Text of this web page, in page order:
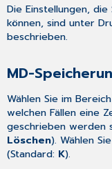
Die Einstellungen,
können, sind unter
beschrieben.
MD-
Wählen Sie im
welchen Fällen eine
geschrieben werden
Löschen). Wählen
(Standard: K).